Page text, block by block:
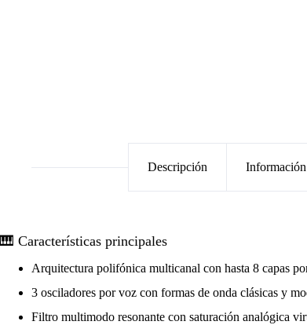
Descripción
🎹 Características principales
Arquitectura polifónica multicanal con hasta 8 capas
3 osciladores por voz con formas de onda clásicas y
Filtro multimodo resonante con saturación analógica